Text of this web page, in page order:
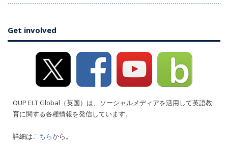
Get involved
OUP ELT Global（英国）は、ソーシャルメディアを活用して英語教
育に関する各種情報を発信しています。
詳細はこちらから。